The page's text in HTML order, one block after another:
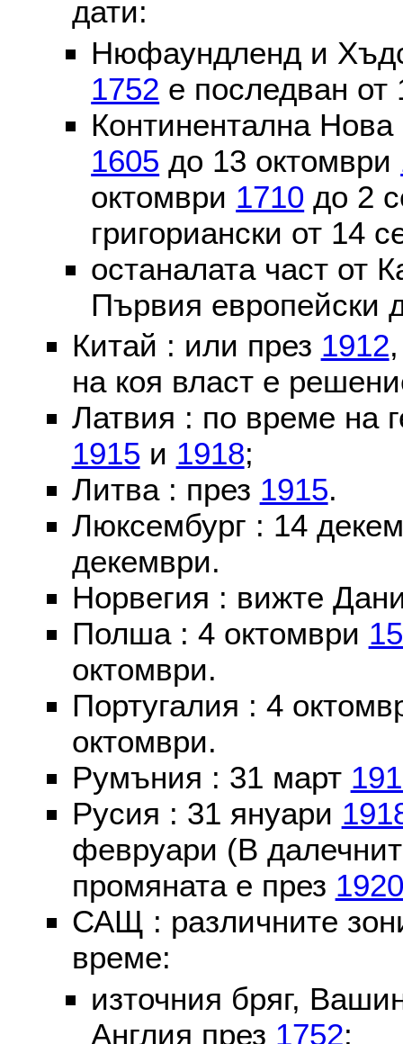
дати:
Нюфаундленд и
1752 е последван от
Континентална
1605 до 13 октомври
октомври 1710 до 2
григориански от 14
останалата част от
Първия европейски
Китай : или през 1912
на коя власт е
Латвия : по време на
1915 и 1918;
Литва : през 1915.
Люксембург : 14
декември.
Норвегия : вижте
Полша : 4 октомври
октомври.
Португалия : 4
октомври.
Румъния : 31 март
Русия : 31 януари
февруари (В
промяната е през 1920
САЩ : различните
време:
източния бряг,
Англия през 1752;